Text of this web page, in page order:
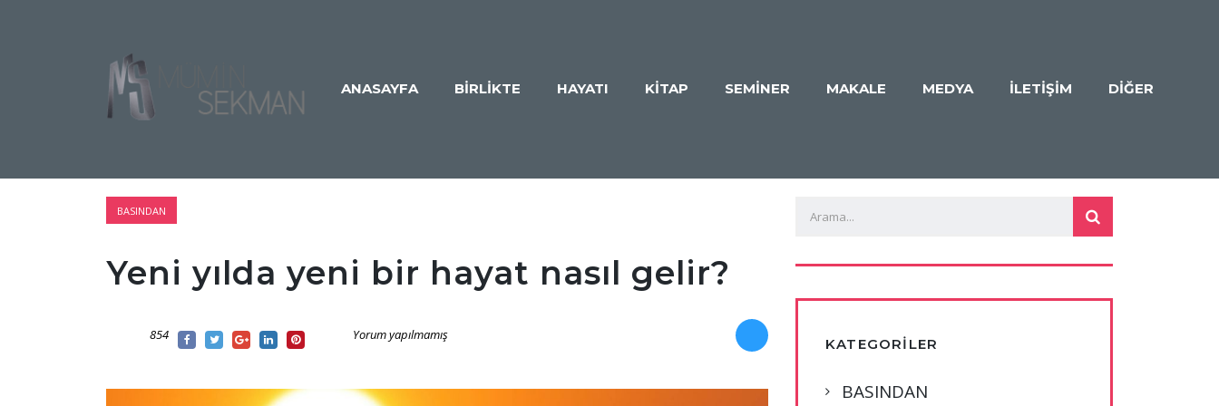
ANASAYFA BİRLİKTE HAYATI KİTAP SEMİNER MAKALE MEDYA İLETİŞİM DİĞER
BASINDAN
Yeni yılda yeni bir hayat nasıl gelir?
854 Yorum yapılmamış
KATEGORILER
BASINDAN